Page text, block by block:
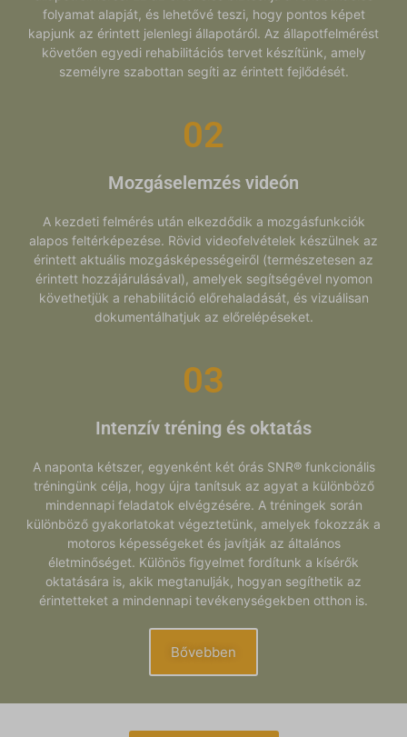
folyamat alapját, és lehetővé teszi, hogy pontos képet
kapjunk az érintett jelenlegi állapotáról. Az állapotfelmérést
követően egyedi rehabilitációs tervet készítünk, amely
személyre szabottan segíti az érintett fejlődését.
02
Mozgáselemzés videón
A kezdeti felmérés után elkezdődik a mozgásfunkciók
alapos feltérképezése. Rövid videofelvételek készülnek az
érintett aktuális mozgásképességeiről (természetesen az
érintett hozzájárulásával), amelyek segítségével nyomon
követhetjük a rehabilitáció előrehaladását, és vizuálisan
dokumentálhatjuk az előrelépéseket.
03
Intenzív tréning és oktatás
A naponta kétszer, egyenként két órás SNR® funkcionális
tréningünk célja, hogy újra tanítsuk az agyat a különböző
mindennapi feladatok elvégzésére. A tréningek során
különböző gyakorlatokat végeztetünk, amelyek fokozzák a
motoros képességeket és javítják az általános
életminőséget. Különös figyelmet fordítunk a kísérők
oktatására is, akik megtanulják, hogyan segíthetik az
érintetteket a mindennapi tevékenységekben otthon is.
Bővebben
domain
i18next
lang
local.adblock360.com
www.nicdarkthemes.com